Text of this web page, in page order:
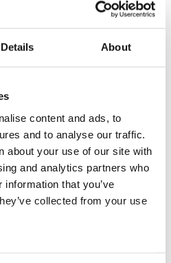
Details About
content and ads, to
and to analyse our traffic.
about your use of our site with
and analytics partners who
that you’ve
collected from your use
Presse- und Medienvertreter. Sie
und Informationen zu
Sie Ihre Medienakkreditierung
Rennrodelsports einsehen und
Neuigkeiten informieren, das